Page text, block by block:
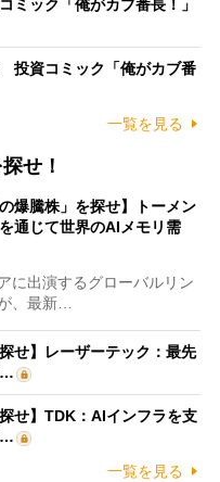
ック「俺がカブ番長！」
投資コミック「俺がカブ番
一覧を見る
せ！
爆騰株」を探せ】トーメン
通じて世界のAIメモリ需
に出演するグローバルリン
、最新…
せ】レーザーテック：最先
…
せ】TDK：AIインフラを支
…
一覧を見る